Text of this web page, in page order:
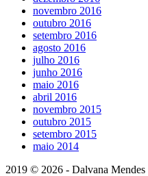
novembro 2016
outubro 2016
setembro 2016
agosto 2016
julho 2016
junho 2016
maio 2016
abril 2016
novembro 2015
outubro 2015
setembro 2015
maio 2014
2019 © 2026 - Dalvana Mendes